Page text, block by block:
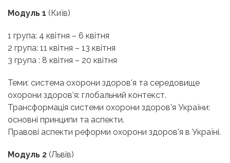
Модуль 1 (Київ)
1 група: 4 квітня – 6 квітня
2 група: 11 квітня – 13 квітня
3 група : 8 квітня – 20 квітня
Теми: система охорони здоров’я та середовище
охорони здоров’я: глобальний контекст.
Трансформація системи охорони здоров’я України:
основні принципи та аспекти.
Правові аспекти реформи охорони здоров’я в Україні.
Модуль 2 (Львів)